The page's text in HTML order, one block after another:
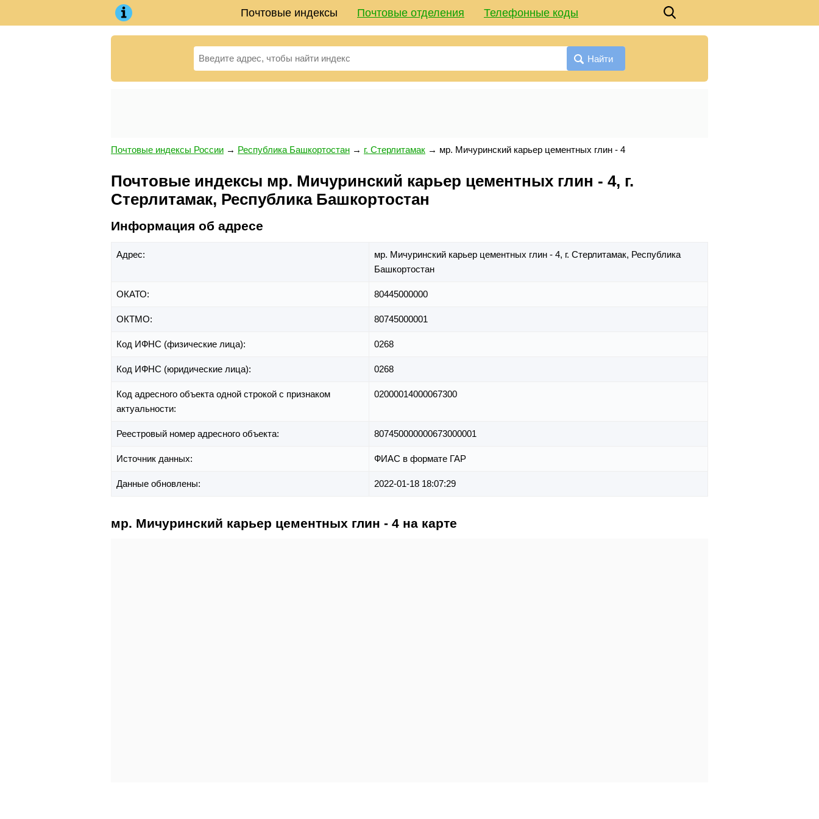
Почтовые индексы Почтовые отделения Телефонные коды
Найти
Почтовые индексы России → Республика Башкортостан → г. Стерлитамак → мр. Мичуринский карьер цементных глин - 4
Почтовые индексы мр. Мичуринский карьер цементных глин - 4, г.
Стерлитамак, Республика Башкортостан
Информация об адресе
Адрес: мр. Мичуринский карьер цементных глин - 4, г. Стерлитамак, Республика
Башкортостан
ОКАТО: 80445000000
ОКТМО: 80745000001
Код ИФНС (физические лица): 0268
Код ИФНС (юридические лица): 0268
Код адресного объекта одной строкой с признаком
актуальности:
02000014000067300
Реестровый номер адресного объекта: 807450000000673000001
Источник данных: ФИАС в формате ГАР
Данные обновлены: 2022-01-18 18:07:29
мр. Мичуринский карьер цементных глин - 4 на карте